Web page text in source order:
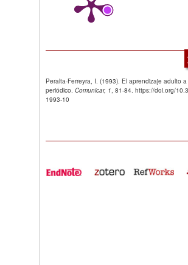
Peralta-Ferreyra, I. (1993). El aprendizaje adulto
periódico. Comunicar, 1, 81-84. https://doi.org/
1993-10